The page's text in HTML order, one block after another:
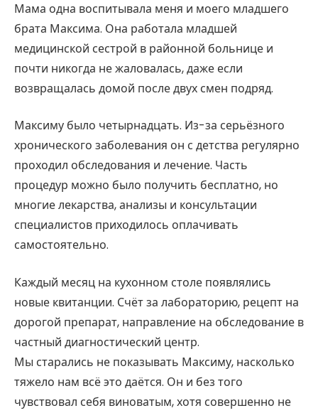
Мама одна воспитывала меня и моего младшего
брата Максима. Она работала младшей
медицинской сестрой в районной больнице и
почти никогда не жаловалась, даже если
возвращалась домой после двух смен подряд.
Максиму было четырнадцать. Из-за серьёзного
хронического заболевания он с детства регулярно
проходил обследования и лечение. Часть
процедур можно было получить бесплатно, но
многие лекарства, анализы и консультации
специалистов приходилось оплачивать
самостоятельно.
Каждый месяц на кухонном столе появлялись
новые квитанции. Счёт за лабораторию, рецепт на
дорогой препарат, направление на обследование в
частный диагностический центр.
Мы старались не показывать Максиму, насколько
тяжело нам всё это даётся. Он и без того
чувствовал себя виноватым, хотя совершенно не